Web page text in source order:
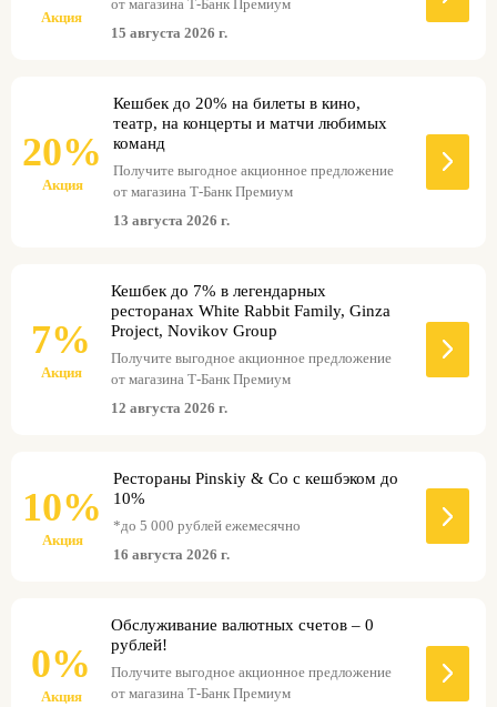
значительно сэкономить на мобильной связи,
карты Premium Black получают другие
привилегии, такие как повышенный кэшбэк,
персональный менеджер и приоритетное
обслуживание. Условия используемых услуг
могут быть изменены банком с
Более подробную информацию о тарифах и
Акция
от магазина Т-Банк Премиум
15 августа 2026 г.
20%
Акция
Кешбек до 20% на билеты в кино,
театр, на концерты и матчи любимых
команд
Получите выгодное акционное предложение
от магазина Т-Банк Премиум
13 августа 2026 г.
7%
Акция
Кешбек до 7% в легендарных
ресторанах White Rabbit Family, Ginza
Project, Novikov Group
Получите выгодное акционное предложение
от магазина Т-Банк Премиум
12 августа 2026 г.
10%
Акция
Рестораны Pinskiy & Co с кешбэком до
10%
*до 5 000 рублей ежемесячно
16 августа 2026 г.
0%
Акция
Обслуживание валютных счетов – 0
рублей!
Получите выгодное акционное предложение
от магазина Т-Банк Премиум